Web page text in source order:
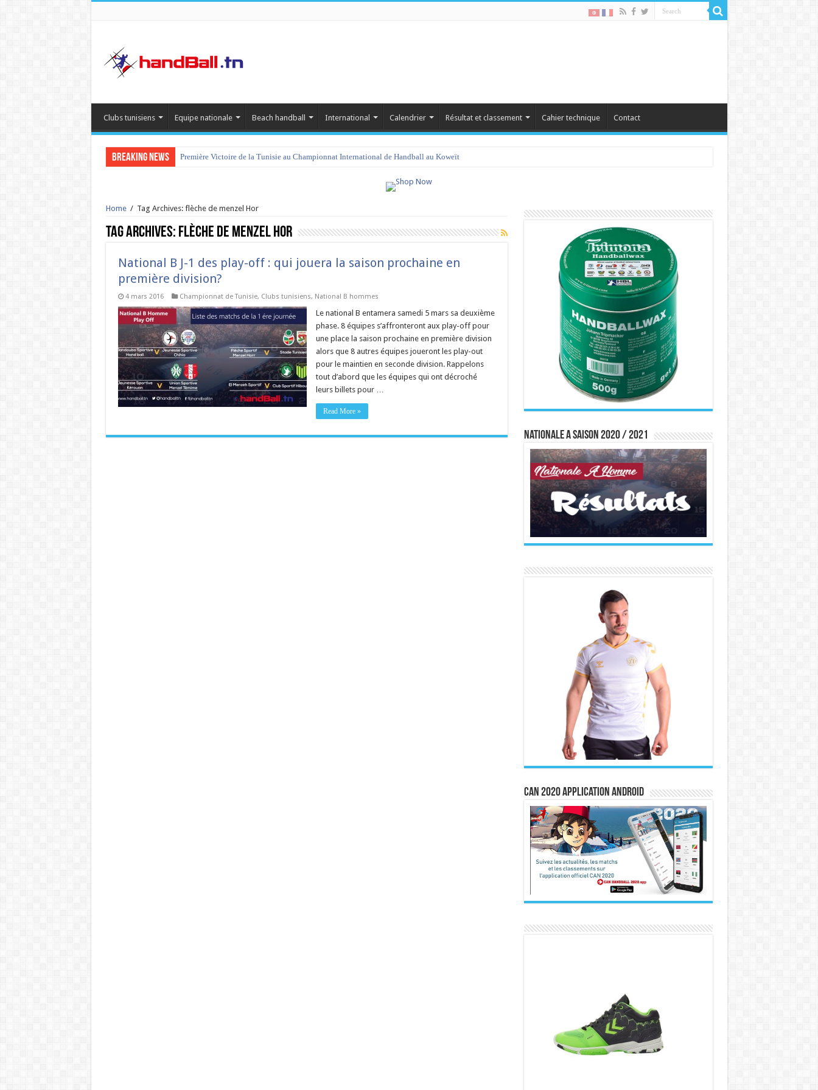
Clubs tunisiens Equipe nationale Beach handball International Calendrier Résultat et classement Cahier technique Contact
Breaking News Première Victoire de la Tunisie au Championnat International de Handball au Koweït
Home / Tag Archives: flèche de menzel Hor
Tag Archives: flèche de menzel Hor
National B J-1 des play-off : qui jouera la saison prochaine en
première division?
4 mars 2016 Championnat de Tunisie, Clubs tunisiens, National B hommes
Le national B entamera samedi 5 mars sa deuxième
phase. 8 équipes s’affronteront aux play-off pour
une place la saison prochaine en première division
alors que 8 autres équipes joueront les play-out
pour le maintien en seconde division. Rappelons
tout d’abord que les équipes qui ont décroché
leurs billets pour …
Read More »
Nationale A saison 2020 / 2021
CAN 2020 Application Android